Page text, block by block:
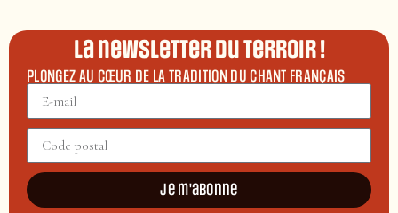
La newsletter du terroir !
PLONGEZ AU CŒUR DE LA TRADITION DU CHANT FRANÇAIS
Je m'abonne